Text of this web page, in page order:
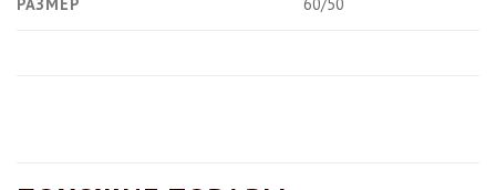
60/50